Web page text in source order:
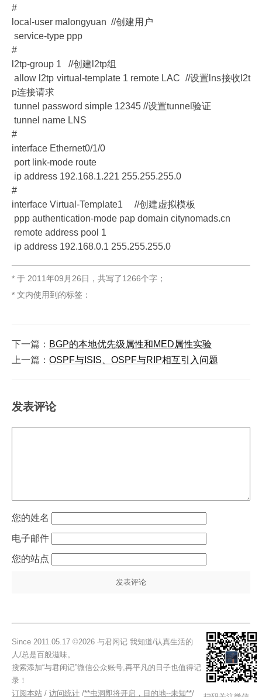
#
local-user malongyuan //创建用户
service-type ppp
#
l2tp-group 1 //创建l2tp组
allow l2tp virtual-template 1 remote LAC //设置lns接收l2t
p连接请求
tunnel password simple 12345 //设置tunnel验证
tunnel name LNS
#
interface Ethernet0/1/0
port link-mode route
ip address 192.168.1.221 255.255.255.0
#
interface Virtual-Template1 //创建虚拟模板
ppp authentication-mode pap domain citynomads.cn
remote address pool 1
ip address 192.168.0.1 255.255.255.0
* 于 2011年09月26日 ， 共写了1266个字 ；
* 文内使用到的标签：
下一篇： BGP的本地优先级属性和MED属性实验
上一篇： OSPF与ISIS、OSPF与RIP相互引入问题
发表评论
姓名
电子邮件
站点
Since 2011.05.17 ©2026 与君闲记 我知道/认真生活的
人/总是百般滋味。
搜索添加“与君闲记”微信公众账号,再平凡的日子也值得记
录！
订阅本站 / 访问统计 /**虫洞即将开启，目的地--未知**/